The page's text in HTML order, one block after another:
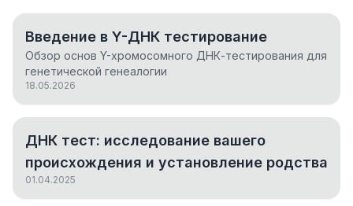
Введение в Y-ДНК тестирование
Обзор основ Y-хромосомного ДНК-тестирования для
генетической генеалогии
18.05.2026
ДНК тест: исследование вашего
происхождения и установление родства
01.04.2025